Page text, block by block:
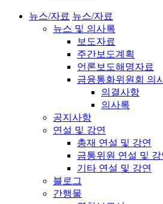
뉴스/자료 뉴스/자료
뉴스 및 의사록
보도자료
주간보도계획
언론보도해명자료
금융통화위원회 의
의결사항
의사록
공지사항
연설 및 강연
총재 연설 및 강연
금통위원 연설 및 강
기타 연설 및 강연
블로그
간행물